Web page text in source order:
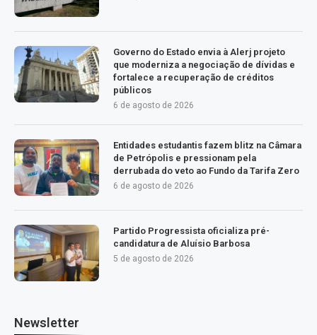
Governo do Estado envia à Alerj projeto
que moderniza a negociação de dívidas e
fortalece a recuperação de créditos
públicos
6 de agosto de 2026
Entidades estudantis fazem blitz na Câmara
de Petrópolis e pressionam pela
derrubada do veto ao Fundo da Tarifa Zero
6 de agosto de 2026
Partido Progressista oficializa pré-
candidatura de Aluísio Barbosa
5 de agosto de 2026
Newsletter